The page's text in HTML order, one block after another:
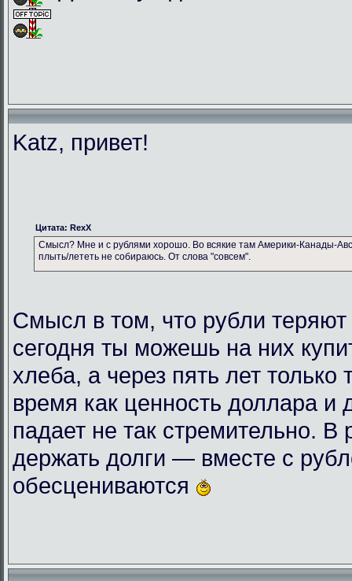
Katz, привет!
Цитата: RexX
Смысл? Мне и с рублями хорошо. Во всякие там Америки-Канады-
плыть/лететь не собираюсь. От слова "совсем".
Смысл в том, что рубли теряют
сегодня ты можешь на них
хлеба, а через пять лет только
время как ценность доллара и
падает не так стремительно. В
держать долги — вместе с
обесцениваются